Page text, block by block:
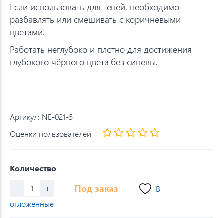
Если использовать для теней, необходимо
разбавлять или смешивать с коричневыми
цветами.
Работать неглубоко и плотно для достижения
глубокого чёрного цвета без синевы.
Артикул: NE-021-5
Оценки пользователей
Количество
- + Под заказ
В
отложенные